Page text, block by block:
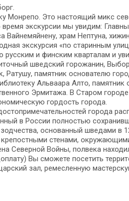
Монрепо. Это настоящий микс
время экскурсии мы увидим:
Вайнемяйнену, храм Нептуна,
экскурсия «по старинным
русским и финским кварталам и
шведский горожанин,
Ратушу, памятник основателю
Альваара Алто,
Эрмитажа. В Старом
гордость города.
города
в России полностью
основанный шведами в
стенами,
Северной Войны, полвека
Вы сможете посетить
зал, ремесленную